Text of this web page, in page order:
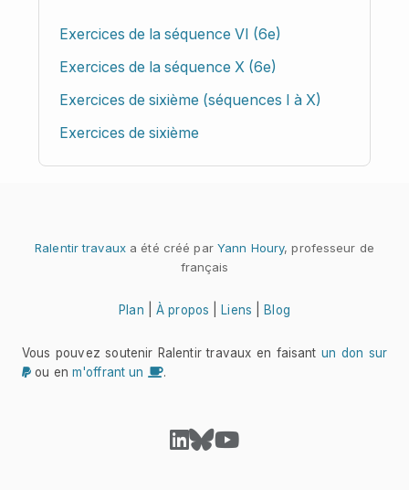
Exercices de la séquence VI (6e)
Exercices de la séquence X (6e)
Exercices de sixième (séquences I à X)
Exercices de sixième
Ralentir travauxa été créé par Yann Houry, professeur de
français
Plan |À propos Liens Blog
Vous pouvez soutenir Ralentir travaux en faisant un don sur
ou en m'offrant un .